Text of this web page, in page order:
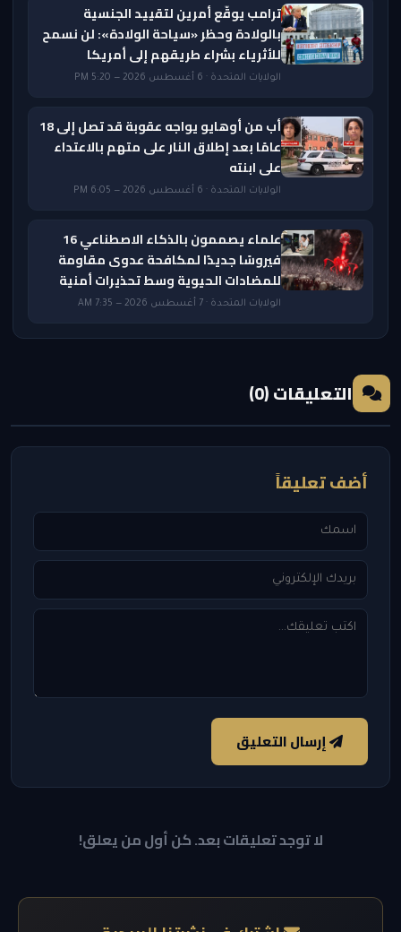
ترامب يوقّع أمرين لتقييد الجنسية
بالولادة وحظر «سياحة الولادة»: لن نسمح
للأثرياء بشراء طريقهم إلى أمريكا
الولايات المتحدة · 6 أغسطس 2026 — 5:20 PM
أب من أوهايو يواجه عقوبة قد تصل إلى 18
عامًا بعد إطلاق النار على متهم بالاعتداء
على ابنته
الولايات المتحدة · 6 أغسطس 2026 — 6:05 PM
علماء يصممون بالذكاء الاصطناعي 16
فيروسًا جديدًا لمكافحة عدوى مقاومة
للمضادات الحيوية وسط تحذيرات أمنية
الولايات المتحدة · 7 أغسطس 2026 — 7:35 AM
التعليقات (0)
أضف تعليقاً
إرسال التعليق
لا توجد تعليقات بعد. كن أول من يعلق!